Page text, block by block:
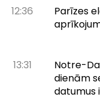
12:36
Parīzes
13:31
Notre-
dienām
datumus